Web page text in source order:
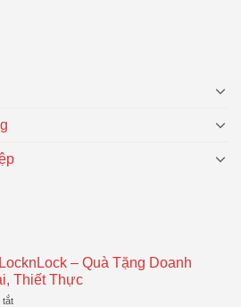
– Quà Tặng Doanh
Thiết Thực
tắtở